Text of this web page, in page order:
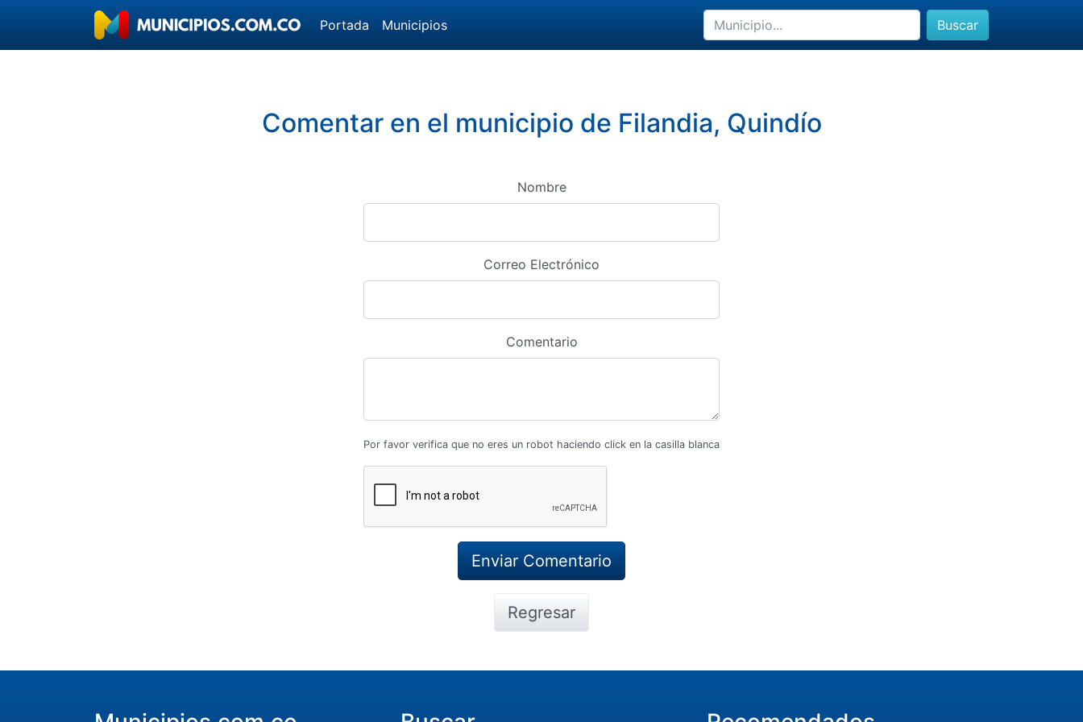
Portada Municipios Buscar
Comentar en el municipio de Filandia, Quindío
Nombre
Correo Electrónico
Comentario
Por favor verifica que no eres un robot haciendo click en la casilla blanca
Regresar